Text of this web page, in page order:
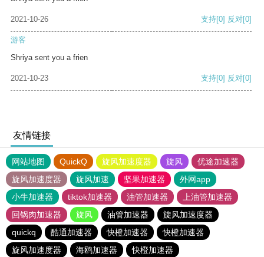
2021-10-26 支持[0] 反对[0]
游客
Shriya sent you a frien
2021-10-23 支持[0] 反对[0]
友情链接
网站地图 QuickQ 旋风加速度器 旋风
优途加速器
旋风加速度器
旋风加速 坚果加速器
外网app
小牛加速器
tiktok加速器 油管加速器
上油管加速器
回锅肉加速器
旋风 油管加速器
旋风加速度器
quickq
酷通加速器 快橙加速器
快橙加速器
旋风加速度器
海鸥加速器 快橙加速器